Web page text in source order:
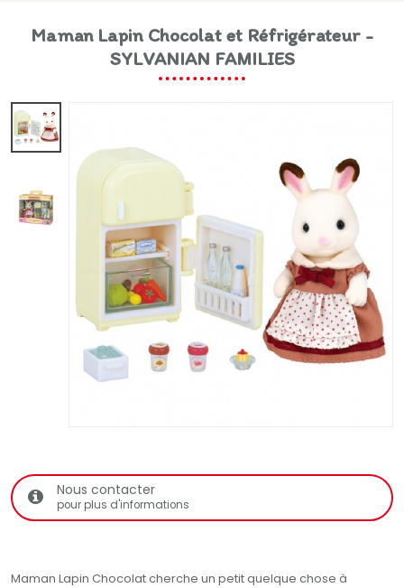
Maman Lapin Chocolat et Réfrigérateur -
SYLVANIAN FAMILIES
Nous contacter
pour plus d'informations
Maman Lapin Chocolat cherche un petit quelque chose à